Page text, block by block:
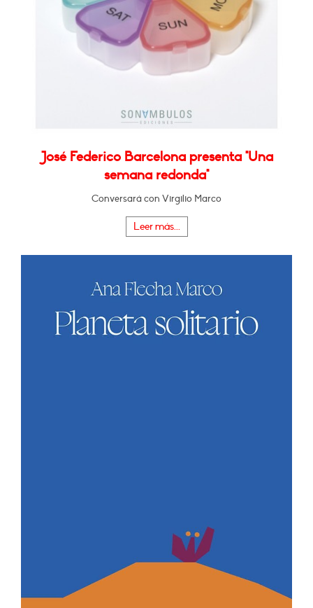
José Federico Barcelona presenta "Una
semana redonda"
Conversará con Virgilio Marco
Leer más...